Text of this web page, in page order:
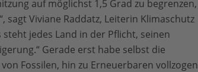
auf möglichst 1,5 Grad zu begrenzen,
sagt Viviane Raddatz, Leiterin Klimaschutz
steht jedes Land in der Pflicht, seinen
Gerade erst habe selbst die
Fossilen, hin zu Erneuerbaren vollzogen